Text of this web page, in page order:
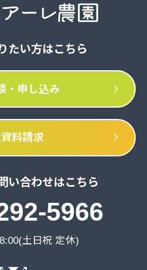
たい方はこちら
・申し込み chevron_right
料請求 chevron_right
い合わせはこちら
5966
土日祝 定休)